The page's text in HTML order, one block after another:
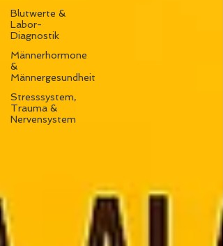
Blutwerte &
Labor-
Diagnostik
Männerhormone
&
Männergesundheit
Stresssystem,
Trauma &
Nervensystem